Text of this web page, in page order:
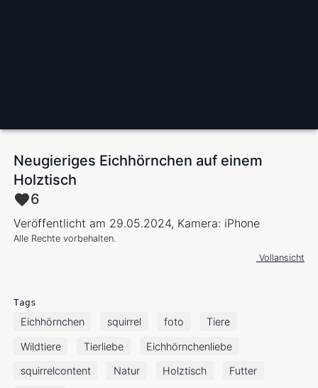
Neugieriges Eichhörnchen auf einem
Holztisch
6
Veröffentlicht am 29.05.2024, Kamera: iPhone
Alle Rechte vorbehalten.
Vollansicht
Tags
Eichhörnchen squirrel foto Tiere
Wildtiere Tierliebe Eichhörnchenliebe
squirrelcontent Natur Holztisch Futter